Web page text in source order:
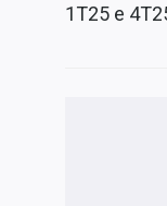
1T25 e